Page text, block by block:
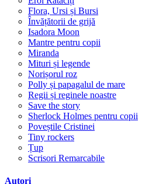
Flora, Ursi și Bursi
Învățătorii de grijă
Isadora Moon
Mantre pentru copii
Miranda
Mituri și legende
Norișorul roz
Polly și papagalul de mare
Regii și reginele noastre
Save the story
Sherlock Holmes pentru copii
Poveștile Cristinei
Tiny rockers
Țup
Scrisori Remarcabile
Autori